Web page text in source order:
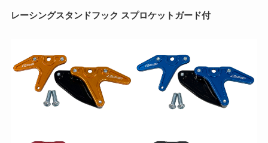
レーシングスタンドフック スプロケットガード付